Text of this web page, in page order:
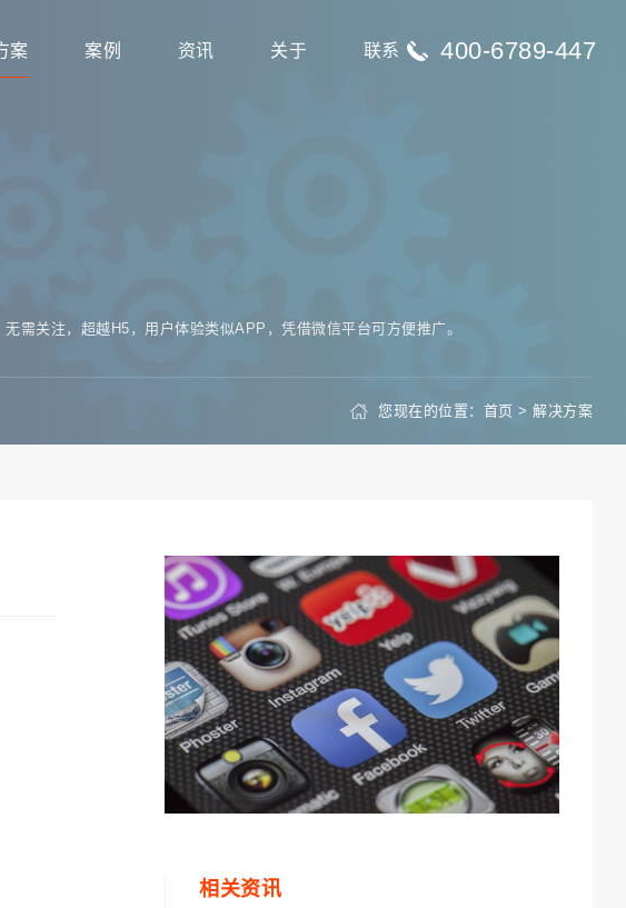
案 案例 资讯 关于 联系 400-6789-447
需关注，超越H5，用户体验类似APP，凭借微信平台可方便推广。
您现在的位置： 首页 > 解决方案
相关资讯